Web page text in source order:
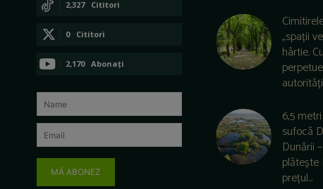
2,327 Cititori
0 Cititori
CONECTAȚI-VĂ
2,170 Abonați
ABONAȚI-VĂ
MĂ ABONEZ
„spații
hârtie.
6,5
sufocă
Dunării
plătește
prețul...